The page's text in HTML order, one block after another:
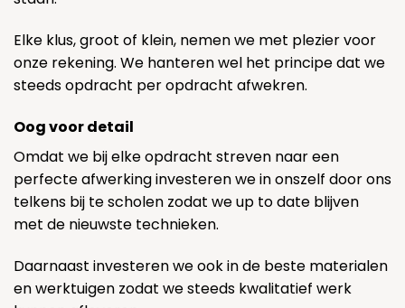
Elke klus, groot of klein, nemen we met plezier voor
onze rekening. We hanteren wel het principe dat we
steeds opdracht per opdracht afwekren.
Oog voor detail
Omdat we bij elke opdracht streven naar een
perfecte afwerking investeren we in onszelf door ons
telkens bij te scholen zodat we up to date blijven
met de nieuwste technieken.
Daarnaast investeren we ook in de beste materialen
en werktuigen zodat we steeds kwalitatief werk